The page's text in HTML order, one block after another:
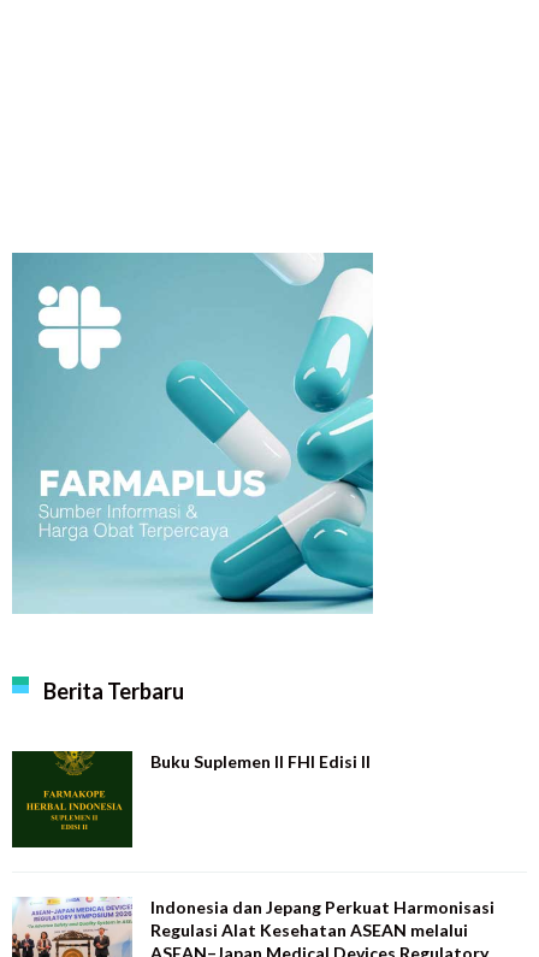
Berita Terbaru
Buku Suplemen II FHI Edisi II
Indonesia dan Jepang Perkuat Harmonisasi
Regulasi Alat Kesehatan ASEAN melalui